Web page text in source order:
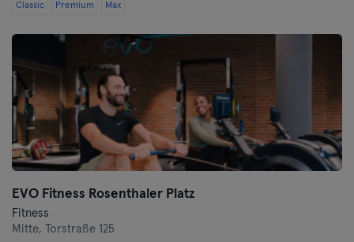
Classic Premium Max
EVO Fitness Rosenthaler Platz
Fitness
Mitte,
Torstraße 125
Weiden
Wiesbaden
Wolfsburg